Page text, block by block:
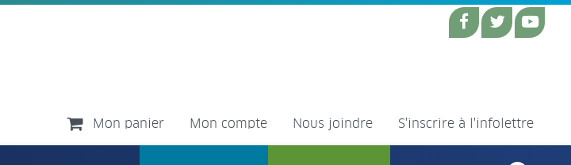
Mon panier Mon compte Nous joindre S'inscrire à l'infolettre